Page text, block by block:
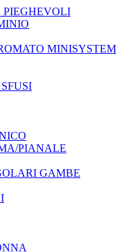
MINISYSTEM
PIANALE
GAMBE